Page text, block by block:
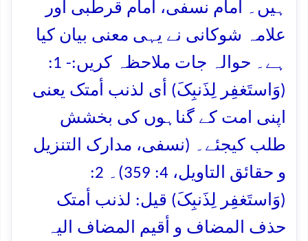
ہیں۔ امام نسفی، امام قرطبی اور
علامہ شوکانی نے یہی معنی بیان کیا
ہے۔ حوالہ جات ملاحظہ کریں:- 1:
(وَاستَغفِر لِذَنبِکَ) أی لذنب أمتک یعنی
اپنی امت کے گناہوں کی بخشش
طلب کیجئے۔ (نسفی، مدارک التنزیل
و حقائق التاویل، 4: 359)۔ 2:
(وَاستَغفِر لِذَنبِکَ) قیل: لذنب أمتک
حذف المضاف و أقیم المضاف الیہ